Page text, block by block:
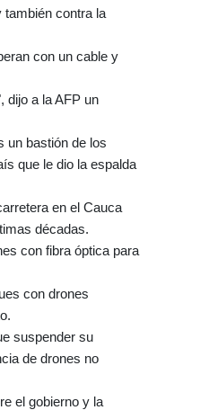
contra la
con un cable y
dijo a la AFP un
un bastión de los
que le dio la espalda
en el Cauca
décadas.
con fibra óptica para
con drones
suspender su
de drones no
el gobierno y la